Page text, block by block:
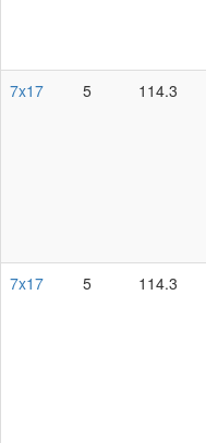
7x17 5 114.3
7x17 5 114.3